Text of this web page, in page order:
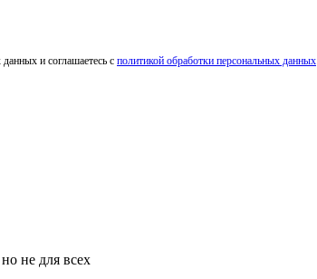
и соглашаетесь с политикой обработки персональных данных
не для всех